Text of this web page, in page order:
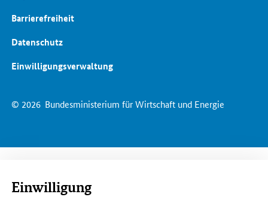
© 2026 Bundesministerium für Wirtschaft und Energie
Barrierefreiheit
Datenschutz
Einwilligungsverwaltung
Einwilligung